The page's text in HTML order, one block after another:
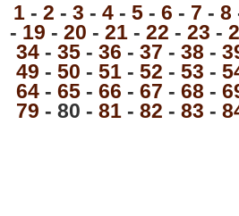
1 - 2 - 3 - 4 - 5 - 6 - 7 - 8
- 19 - 20 - 21 - 22 - 23 -
34 - 35 - 36 - 37 - 38 -
49 - 50 - 51 - 52 - 53 -
64 - 65 - 66 - 67 - 68 -
79 - 80 - 81 - 82 - 83 -